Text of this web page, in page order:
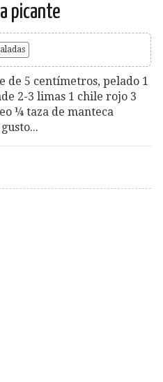
picante
de 5 centímetros, pelado 1
2-3 limas 1 chile rojo 3
¼ taza de manteca